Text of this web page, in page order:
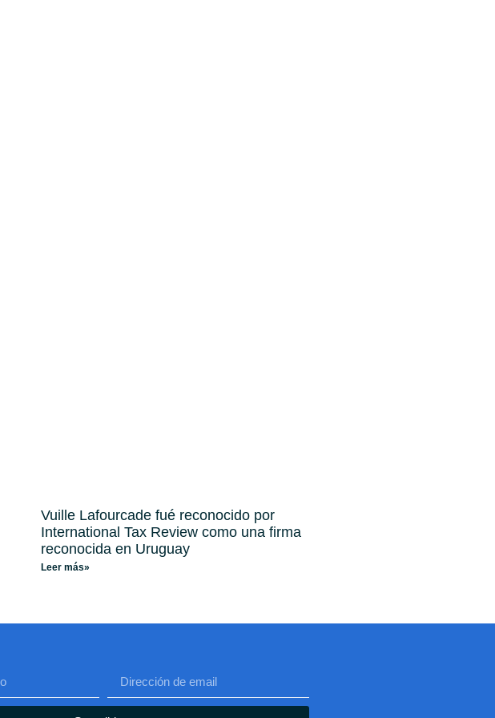
Vuille Lafourcade fué reconocido por
International Tax Review como una firma
reconocida en Uruguay
Leer más»